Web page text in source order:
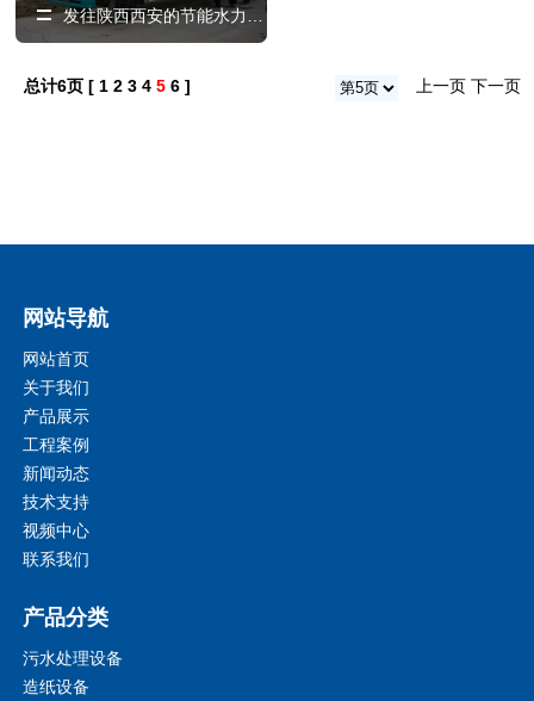
发往陕西西安的节能水力碎浆机
总计6页 [ 1 2 3 4 5 6] 上一页 下一页
网站导航
网站首页
关于我们
产品展示
工程案例
新闻动态
技术支持
视频中心
联系我们
产品分类
污水处理设备
造纸设备